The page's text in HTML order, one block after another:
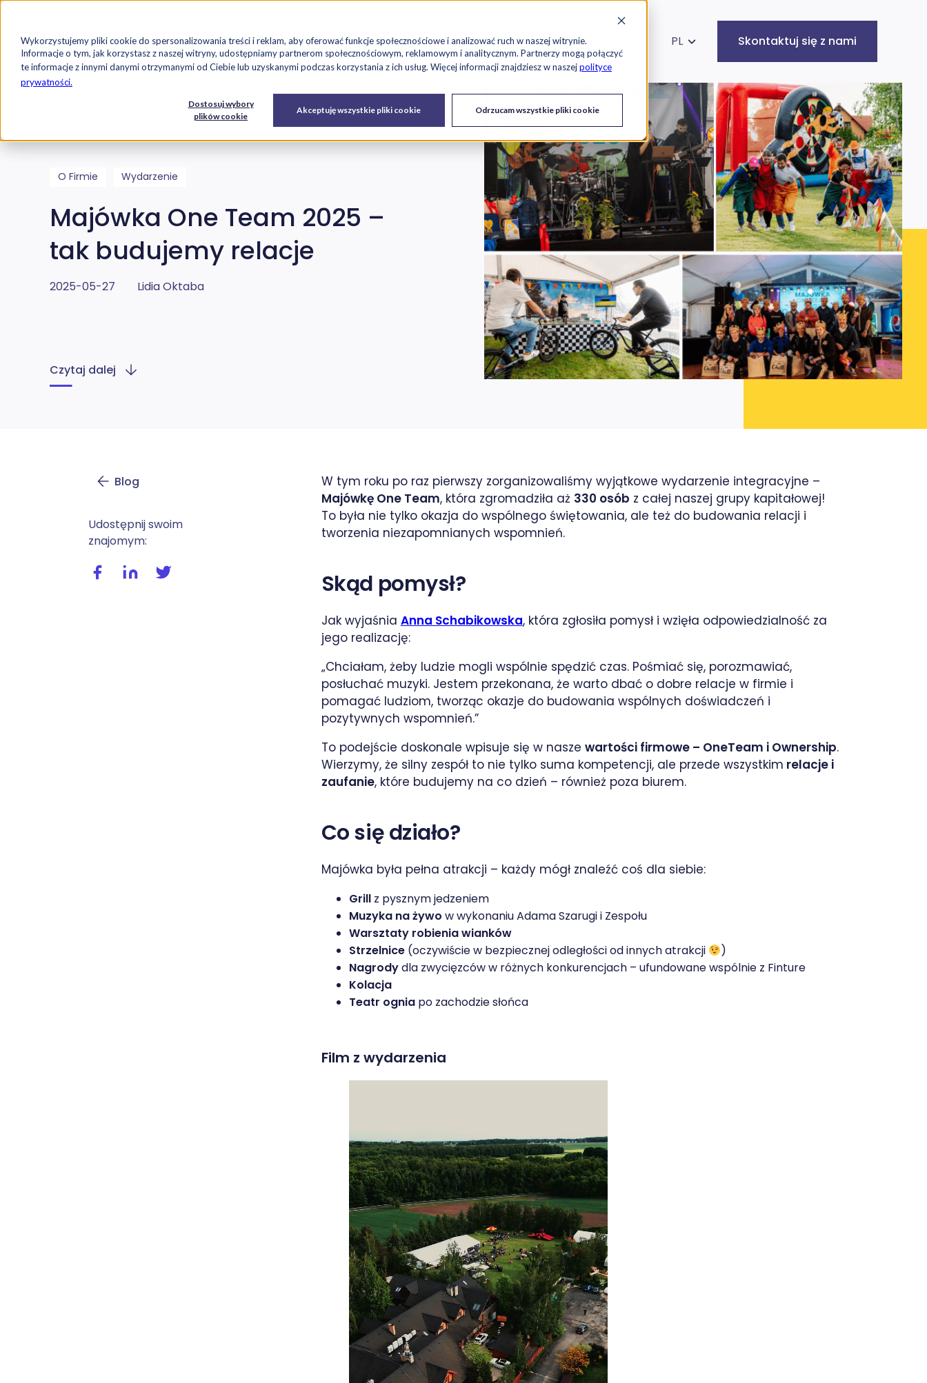
Wykorzystujemy pliki cookie do spersonalizowania treści i reklam, aby oferować funkcje społecznościowe i analizować ruch w naszej witrynie.
Informacje o tym, jak korzystasz z naszej witryny, udostępniamy partnerom społecznościowym, reklamowym i analitycznym. Partnerzy mogą połączyć
te informacje z innymi danymi otrzymanymi od Ciebie lub uzyskanymi podczas korzystania z ich usług. Więcej informacji znajdziesz w naszejpolityce
prywatności.
Dostosuj wybory
plików cookie
Akceptuję wszystkie pliki cookie Odrzucam wszystkie pliki cookie
Przejdź do treści
Oferta
E-
commerce
fiskalne
Urządzenia
urządzeń
Infrastruktura
IT
Cyberbezpieczeństwo
Case studies Raport RetailTech Blog O nas Kariera Szukaj na stronie
PL Skontaktuj się z nami
O Firmie Wydarzenie
Majówka One Team 2025 –
tak budujemy relacje
2025-05-27 Lidia Oktaba
Czytaj dalej
Blog
Udostępnij swoim
znajomym:
Udostępnij wpis na facebooku
Udostępnij wpis na linkedIn
W tym roku po raz pierwszy zorganizowaliśmy wyjątkowe wydarzenie integracyjne –
Majówkę One Team, która zgromadziła aż 330 osób z całej naszej grupy kapitałowej!
To była nie tylko okazja do wspólnego świętowania, ale też do budowania relacji i
tworzenia niezapomnianych wspomnień.
Skąd pomysł?
Jak wyjaśnia Anna Schabikowska, która zgłosiła pomysł i wzięła odpowiedzialność za
jego realizację:
„Chciałam, żeby ludzie mogli wspólnie spędzić czas. Pośmiać się, porozmawiać,
posłuchać muzyki. Jestem przekonana, że warto dbać o dobre relacje w firmie i
pomagać ludziom, tworząc okazje do budowania wspólnych doświadczeń i
pozytywnych wspomnień.”
To podejście doskonale wpisuje się w nasze wartości firmowe – OneTeam i Ownership.
Wierzymy, że silny zespół to nie tylko suma kompetencji, ale przede wszystkim relacje i
zaufanie, które budujemy na co dzień – również poza biurem.
Co się działo?
Majówka była pełna atrakcji – każdy mógł znaleźć coś dla siebie:
Grillz pysznym jedzeniem
Muzyka na żywo w wykonaniu Adama Szarugi i Zespołu
Warsztaty robienia wianków
Strzelnice(oczywiście w bezpiecznej odległości od innych atrakcji
)
Nagrodydla zwycięzców w różnych konkurencjach – ufundowane wspólnie z Finture
Kolacja
Teatr ognia po zachodzie słońca
Film z wydarzenia